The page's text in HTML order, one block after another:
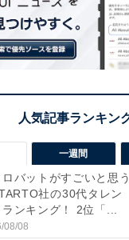
一週間
ロバットがすごいと思う
社の30代タレン
ランキング！ 2位「...
08/08